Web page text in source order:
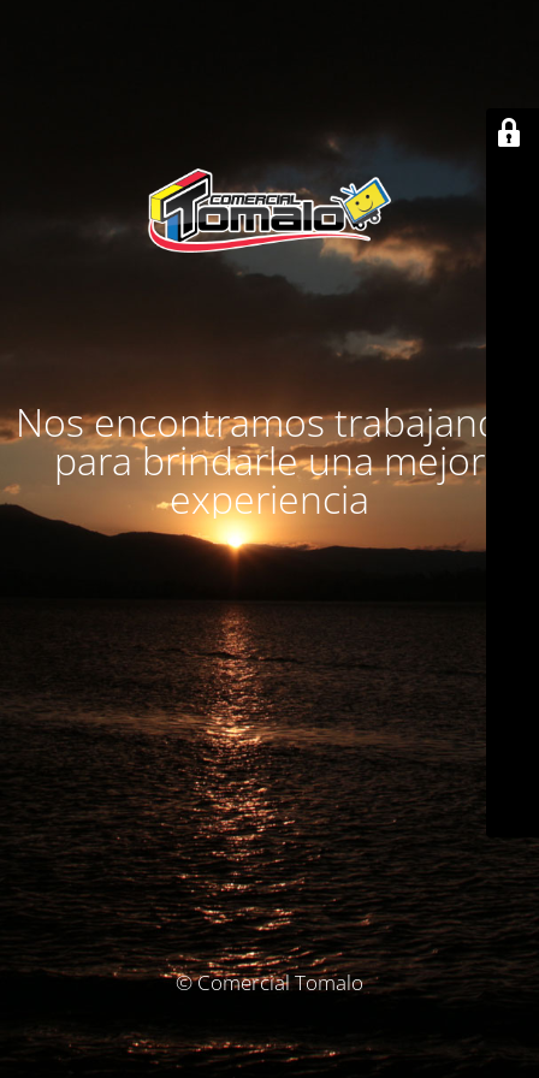
Nos encontramos trabajando
para brindarle una mejor
experiencia
© Comercial Tomalo